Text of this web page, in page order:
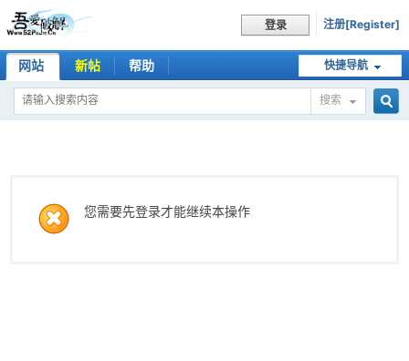
登录 注册[Register]
快捷导航
网站 新帖 帮助
搜索
您需要先登录才能继续本操作